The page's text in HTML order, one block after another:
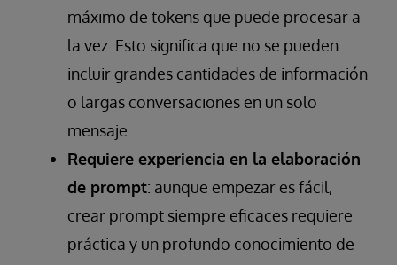
máximo de tokens que puede procesar a
la vez. Esto significa que no se pueden
incluir grandes cantidades de información
o largas conversaciones en un solo
mensaje.
Requiere experiencia en la elaboración
de prompt: aunque empezar es fácil,
crear prompt siempre eficaces requiere
práctica y un profundo conocimiento de